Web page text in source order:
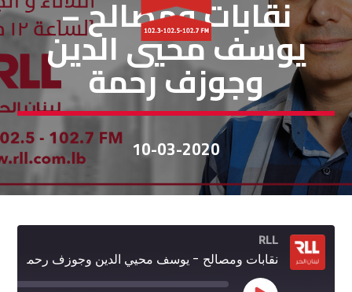
نقابات ومصالح –
يوسف محيي الدين
وجوزف رحمة
10-03-2020
RLL
نقابات ومصالح - يوسف محيي الدين وجوزف رحمة